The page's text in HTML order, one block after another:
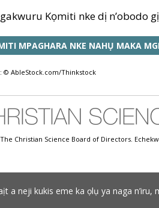
Kọmiti nke dị n’obodo
MPAGHARA NKE NAHỤ MAKA
© AbleStock.com/Thinkstock
Christian Science Board of Directors.
a neji kukis eme ka ọlụ ya naga